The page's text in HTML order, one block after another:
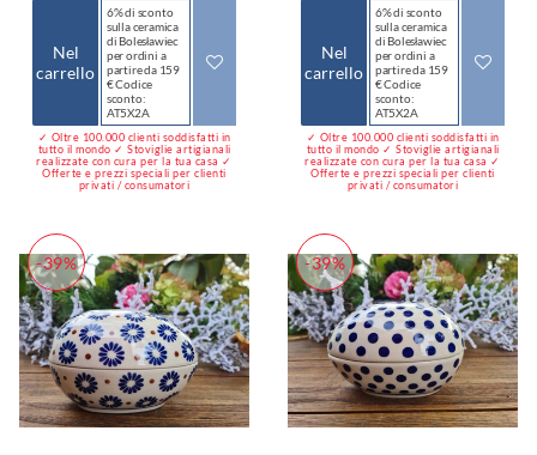
Nel
carrello
6% di sconto
sulla ceramica
di Bolesławiec
per ordini a
partire da 159
€ Codice
sconto:
AT5X2A
✓ Oltre 100.000 clienti soddisfatti in
tutto il mondo ✓ Stoviglie artigianali
realizzate con cura per la tua casa ✓
Offerte e prezzi speciali per clienti
privati / consumatori
Nel
carrello
6% di sconto
sulla ceramica
di Bolesławiec
per ordini a
partire da 159
€ Codice
sconto:
AT5X2A
✓ Oltre 100.000 clienti soddisfatti in
tutto il mondo ✓ Stoviglie artigianali
realizzate con cura per la tua casa ✓
Offerte e prezzi speciali per clienti
privati / consumatori
-39% -39%